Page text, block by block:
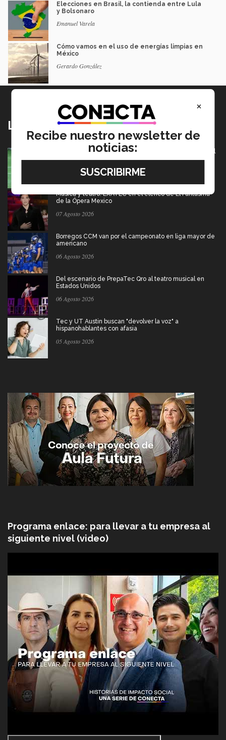
Elecciones en Brasil, la contienda entre Lula
y Bolsonaro
Emanuel Varela
Cómo vamos en el uso de energías limpias en
México
Gerardo González
Lo más nuevo
México va por pase olímpico en mundial de flag football
07 Agosto 2026
Música y teatro: EXATEC en el elenco de El Fantasma
de la Ópera Mexico
07 Agosto 2026
Borregos CCM van por el campeonato en liga mayor de
americano
06 Agosto 2026
Del escenario de PrepaTec Qro al teatro musical en
Estados Unidos
06 Agosto 2026
Tec y UT Austin buscan "devolver la voz" a
hispanohablantes con afasia
05 Agosto 2026
Programa enlace: para llevar a tu empresa al
siguiente nivel (video)
×
Recibe nuestro newsletter de
noticias: